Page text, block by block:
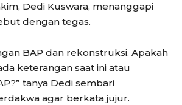
Dedi Kuswara, menanggapi
dengan tegas.
BAP dan rekonstruksi. Apakah
keterangan saat ini atau
tanya Dedi sembari
agar berkata jujur.